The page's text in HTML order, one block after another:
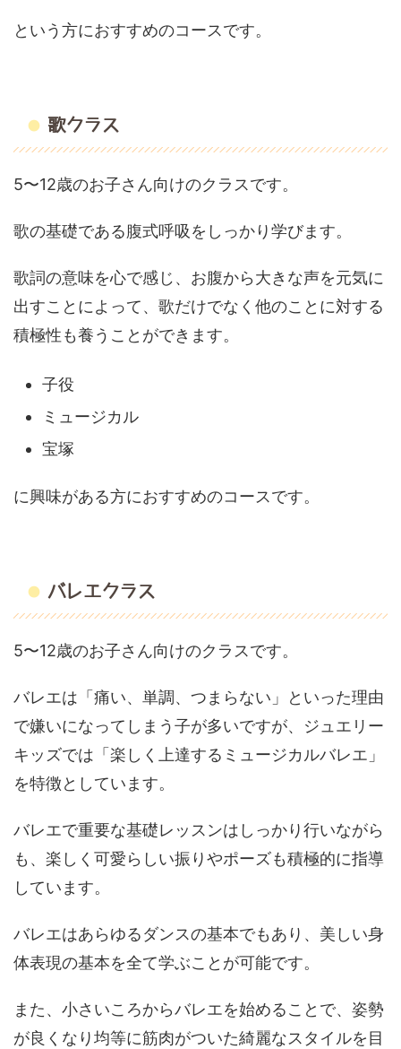
という方におすすめのコースです。
歌クラス
5〜12歳のお子さん向けのクラスです。
歌の基礎である腹式呼吸をしっかり学びます。
歌詞の意味を心で感じ、お腹から大きな声を元気に
出すことによって、歌だけでなく他のことに対する
積極性も養うことができます。
子役
ミュージカル
宝塚
に興味がある方におすすめのコースです。
バレエクラス
5〜12歳のお子さん向けのクラスです。
バレエは「痛い、単調、つまらない」といった理由
で嫌いになってしまう子が多いですが、ジュエリー
キッズでは「楽しく上達するミュージカルバレエ」
を特徴としています。
バレエで重要な基礎レッスンはしっかり行いながら
も、楽しく可愛らしい振りやポーズも積極的に指導
しています。
バレエはあらゆるダンスの基本でもあり、美しい身
体表現の基本を全て学ぶことが可能です。
また、小さいころからバレエを始めることで、姿勢
が良くなり均等に筋肉がついた綺麗なスタイルを目